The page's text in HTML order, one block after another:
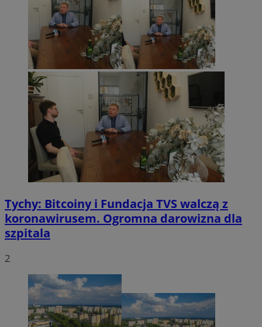
Tychy: Bitcoiny i Fundacja TVS walczą z
koronawirusem. Ogromna darowizna dla
szpitala
2